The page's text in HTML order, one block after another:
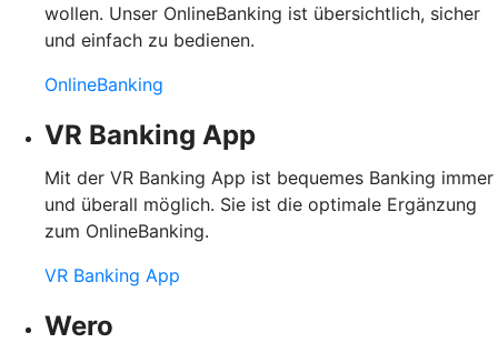
wollen. Unser OnlineBanking ist übersichtlich, sicher
und einfach zu bedienen.
OnlineBanking
VR Banking App
Mit der VR Banking App ist bequemes Banking immer
und überall möglich. Sie ist die optimale Ergänzung
zum OnlineBanking.
VR Banking App
Wero